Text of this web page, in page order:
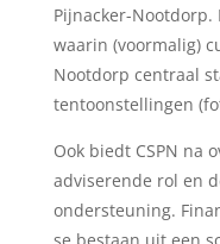
Pijnacker-
waarin (voormalig)
Nootdorp centraal
tentoonstellingen
Ook biedt CSPN na
adviserende rol en
ondersteuning.